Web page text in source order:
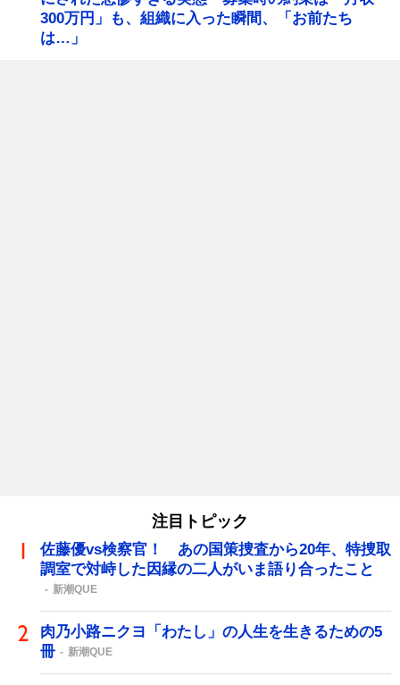
300万円」も、組織に入った瞬間、「お前たち
は…」
注目トピック
佐藤優vs検察官！ あの国策捜査から20年、特捜取
調室で対峙した因縁の二人がいま語り合ったこと
新潮QUE
肉乃小路ニクヨ「わたし」の人生を生きるための5
冊
新潮QUE